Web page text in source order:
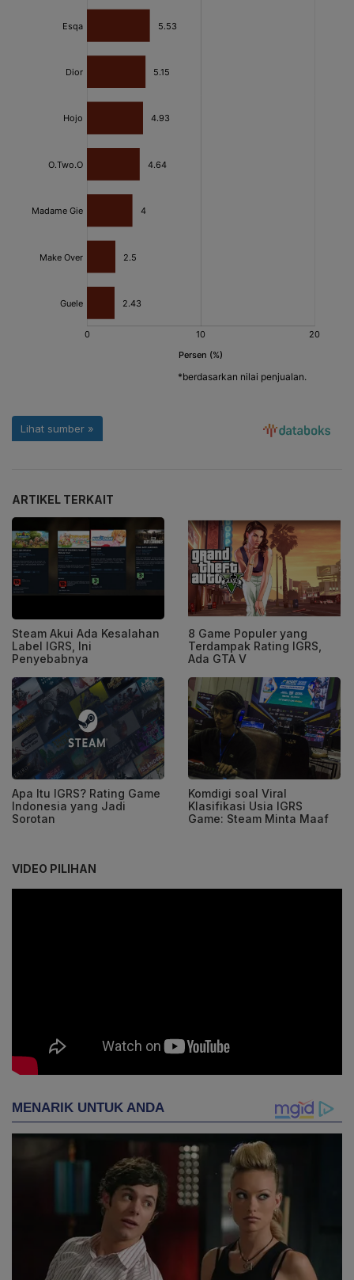
ARTIKEL TERKAIT
Steam Akui Ada Kesalahan
Label IGRS, Ini
Penyebabnya
8 Game Populer yang
Terdampak Rating IGRS,
Ada GTA V
Apa Itu IGRS? Rating Game
Indonesia yang Jadi
Sorotan
Komdigi soal Viral
Klasifikasi Usia IGRS
Game: Steam Minta Maaf
VIDEO PILIHAN